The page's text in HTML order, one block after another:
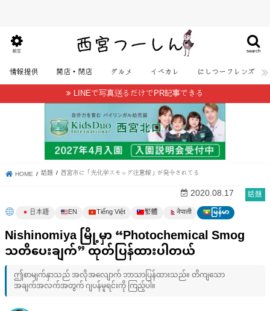
search
設定
情報提供 開店・閉店 グルメ イベカレ にしつーフレンズ
LINEで写真送るだけでPR記事できる
HOME 話題 西宮市に「光化学スモッグ注意報」が発令されてる
話題
2020.08.17
日本語 EN Tiếng Việt 繁體 नेपाली မြန်မာ
Nishinomiya မြို့မှာ “Photochemical Smog
သတိပေးချက်” ထုတ်ပြန်ထားပါတယ်
ဤစာမျက်နှာသည် အလိုအလျောက် ဘာသာပြန်ထားသည်။ တိကျသော
အချက်အလက်အတွက် ဂျပန်မူရင်းကို ကြည့်ပါ။